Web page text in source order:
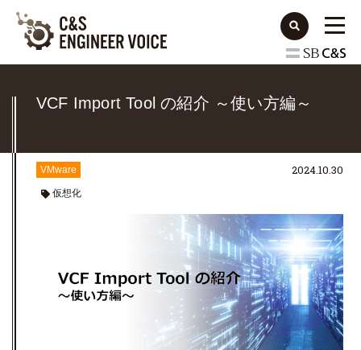
VCF Import Tool の紹介 ～使い方編～
VMware
仮想化
2024.10.30